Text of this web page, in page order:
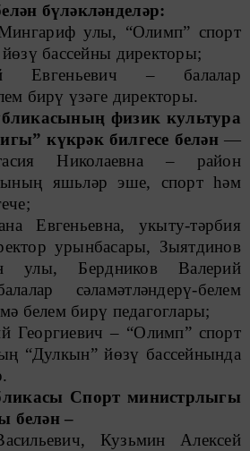
бүләкләнделәр:
улы, “Олимп” спорт
бассейны директоры;
Евгеньевич – балалар
бирү үзәге директоры.
физик культура
күкрәк билгесе белән —
Николаевна – район
яшьләр эше, спорт һәм
Евгеньевна, укыту-тәрбия
урынбасары, Зыятдинов
улы, Бердников Валерий
сәламәтләндерү-белем
белем бирү педагоглары;
Георгиевич – “Олимп” спорт
“Дулкын” йөзү бассейнында
Спорт министрлыгы
белән –
Кузьмин Алексей